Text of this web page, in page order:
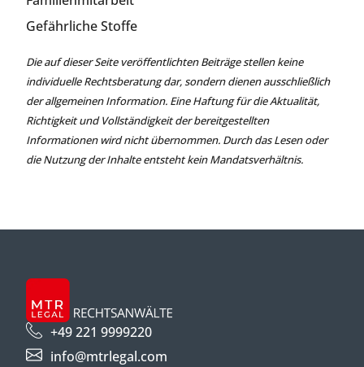
Gefährliche Stoffe
Die auf dieser Seite veröffentlichten Beiträge stellen keine
individuelle Rechtsberatung dar, sondern dienen ausschließlich
der allgemeinen Information. Eine Haftung für die Aktualität,
Richtigkeit und Vollständigkeit der bereitgestellten
Informationen wird nicht übernommen. Durch das Lesen oder
die Nutzung der Inhalte entsteht kein Mandatsverhältnis.
+49 221 9999220
info@mtrlegal.com